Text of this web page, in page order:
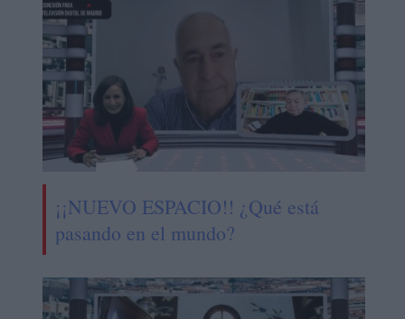
¡¡NUEVO ESPACIO!! ¿Qué está
pasando en el mundo?